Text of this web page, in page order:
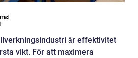
är effektivitet
vikt. För att maximera